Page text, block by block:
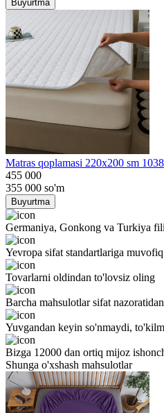
Buyurtma
Matras qoplamasi 220x200 sm 1038
455 000
355 000 so'm
Buyurtma
Germaniya, Gonkong va Turkiya
Yevropa sifat standartlariga
Tovarlarni oldindan to'lovsiz oling
Barcha mahsulotlar sifat
Yuvgandan keyin so'nmaydi,
Bizga 12000 dan ortiq mijoz
Shunga o'xshash mahsulotlar